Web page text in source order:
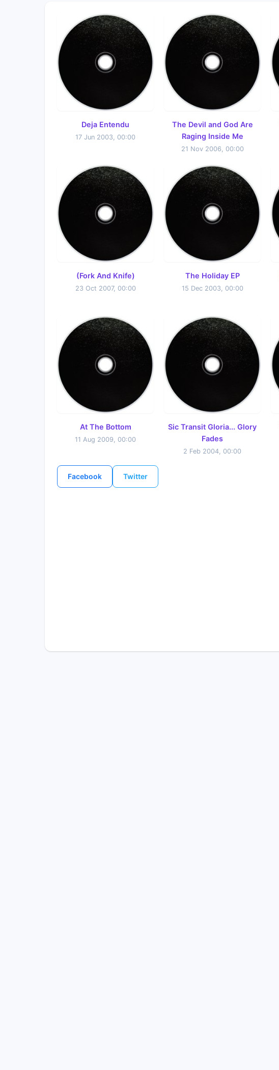
Deja Entendu
17 Jun 2003, 00:00
The Devil and God Are
Raging Inside Me
21 Nov 2006, 00:00
(Fork And Knife)
23 Oct 2007, 00:00
The Holiday EP
15 Dec 2003, 00:00
At The Bottom
11 Aug 2009, 00:00
Sic Transit Gloria... Glory
Fades
2 Feb 2004, 00:00
Facebook Twitter